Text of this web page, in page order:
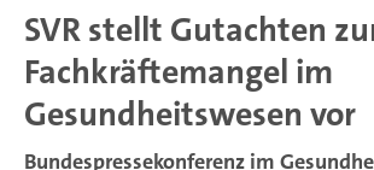
SVR stellt Gutachten
Fachkräftemangel im
Gesundheitswesen vor
Bundespressekonferenz im